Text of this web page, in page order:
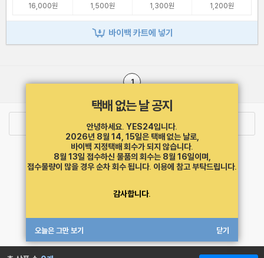
16,000원
1,500원 1,300원 1,200원
바이백 카트에 넣기
1
택배 없는 날 공지
안녕하세요. YES24입니다.
2026년 8월 14, 15일은 택배 없는 날로,
바이백 지정택배 회수가 되지 않습니다.
8월 13일 접수하신 물품의 회수는 8월 16일이며,
접수물량이 많을 경우 순차 회수 됩니다. 이용에 참고 부탁드립니다.
감사합니다.
오늘은 그만 보기 닫기
최근 본 상품
고객센터 1544-3800 티켓 1544-6399
중고샵 1566-4295
eBook 1:1문의/채팅상담
개인정보처리방침
도서홍보
광고
MATOM16